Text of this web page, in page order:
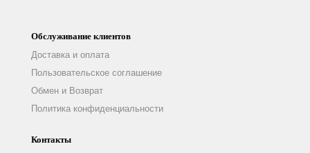
Обслуживание клиентов
Доставка и оплата
Пользовательское соглашение
Обмен и Возврат
Политика конфиденциальности
Контакты